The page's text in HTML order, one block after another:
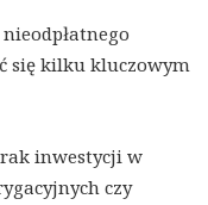
się kilku kluczowym
inwestycji w
czy